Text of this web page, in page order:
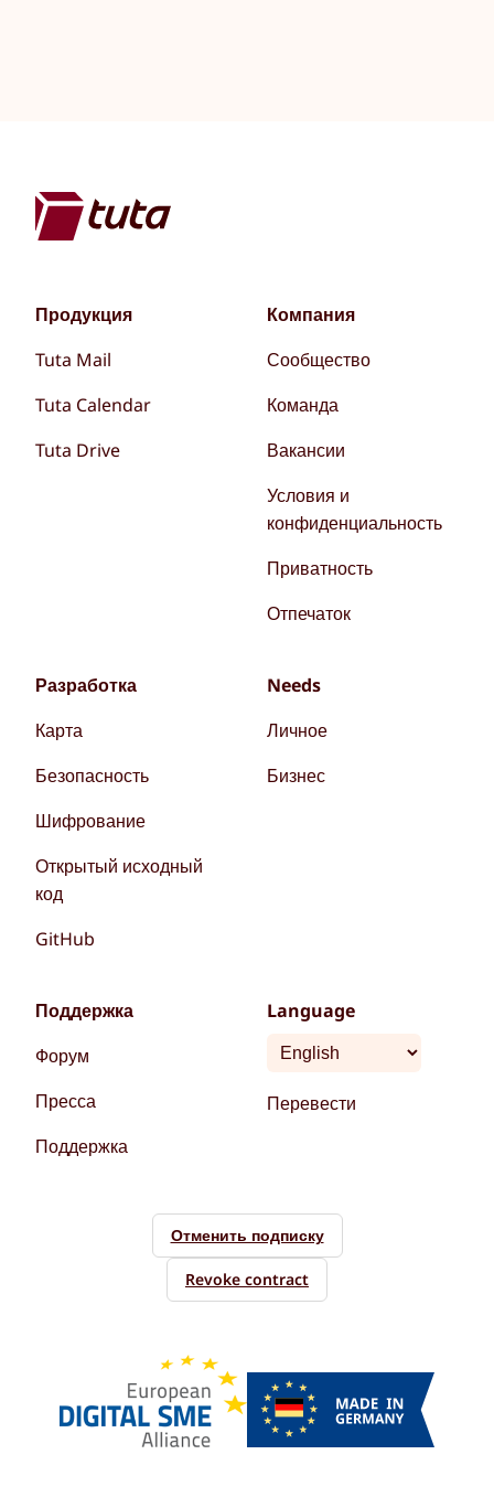
Продукция
Tuta Mail
Tuta Calendar
Tuta Drive
Компания
Сообщество
Команда
Вакансии
Условия и
конфиденциальность
Приватность
Отпечаток
Разработка
Карта
Безопасность
Шифрование
Открытый исходный
код
GitHub
Needs
Личное
Бизнес
Поддержка
Форум
Пресса
Поддержка
Language
Перевести
Отменить подписку
Revoke contract